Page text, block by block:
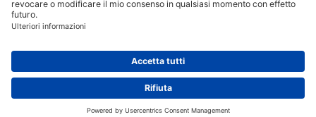
Potremmo ricevere una commissione se utilizzi uno dei
nostri link per effettuare un acquisto.
Informazione
info@lenspricer.it
DK44428156